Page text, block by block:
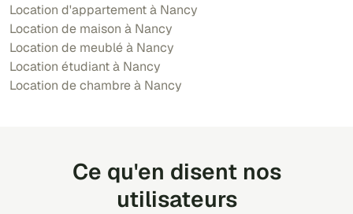
Location d'appartement à Nancy
Location de maison à Nancy
Location de meublé à Nancy
Location étudiant à Nancy
Location de chambre à Nancy
Ce qu'en disent nos
utilisateurs